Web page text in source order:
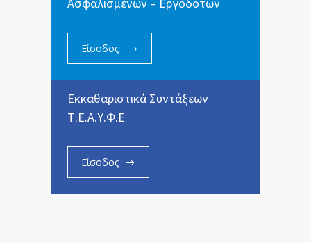
Είσοδος
Εκκαθαριστικά Συντάξεων
Τ.Ε.Α.Υ.Φ.Ε
Είσοδος